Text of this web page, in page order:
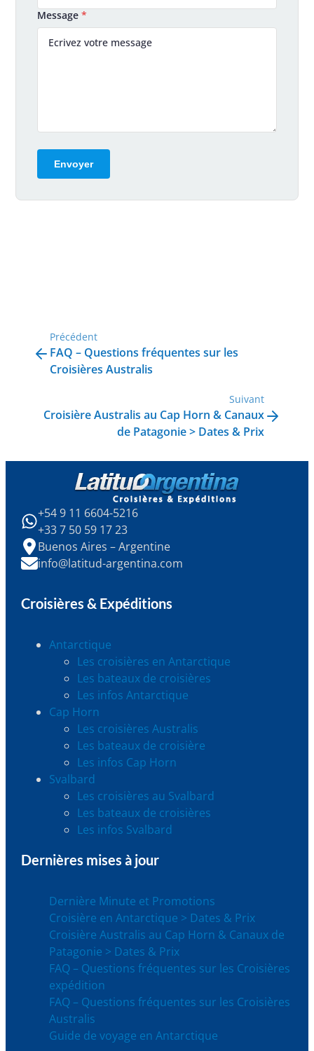
Message *
Envoyer
Précédent
FAQ – Questions fréquentes sur les
Croisières Australis
Suivant
Croisière Australis au Cap Horn & Canaux
de Patagonie > Dates & Prix
+54 9 11 6604-5216
+33 7 50 59 17 23
Buenos Aires – Argentine
info@latitud-argentina.com
Croisières & Expéditions
Antarctique
Les croisières en Antarctique
Les bateaux de croisières
Les infos Antarctique
Cap Horn
Les croisières Australis
Les bateaux de croisière
Les infos Cap Horn
Svalbard
Les croisières au Svalbard
Les bateaux de croisières
Les infos Svalbard
Dernières mises à jour
Dernière Minute et Promotions
Croisière en Antarctique > Dates & Prix
Croisière Australis au Cap Horn & Canaux de
Patagonie > Dates & Prix
FAQ – Questions fréquentes sur les Croisières
expédition
FAQ – Questions fréquentes sur les Croisières
Australis
Guide de voyage en Antarctique